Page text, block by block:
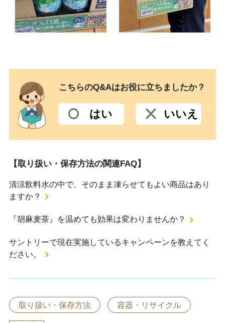
こちらのQ&Aはお役に立ちましたか？
はい いいえ
【取り扱い・保存方法の関連FAQ】
清涼飲料水の中で、そのまま凍らせてもよい商品はあり
ますか？
『胡麻麦茶』を温めても効果は変わりませんか？
サントリーで現在実施しているキャンペーンを教えてく
ださい。
取り扱い・保存方法 容器・リサイクル